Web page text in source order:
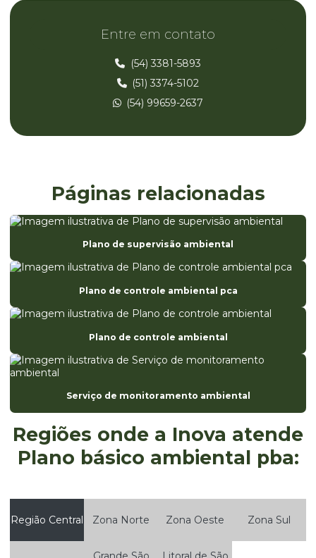
Cadastro ambiental rural car
Consultoria ambiental
Consultoria ambiental parana
Consultoria ambiental rio grande do sul
Consultoria ambiental rs
Consultoria ambiental santa catarina
Consultoria e licenciamento ambiental
Eia estudo de impacto ambiental
Elaboração da análise preliminar de riscos
Elaboração de fispq
Elaboração de laudos e pareceres técnicos ambientais
Empresa de avaliação ambiental
Empresa de ete
Empresa monitoramento ambiental
Empresa de projetos ambientais
Empresas de estudos ambientais
Empresas que faz auditoria ambiental
Entre em contato
(54) 3381-5893
(51) 3374-5102
(54) 99659-2637
Páginas relacionadas
Plano de supervisão ambiental
Plano de controle ambiental pca
Plano de controle ambiental
Serviço de monitoramento ambiental
Regiões onde a Inova atende
Plano básico ambiental pba:
Região Central Zona Norte Zona Oeste Zona Sul